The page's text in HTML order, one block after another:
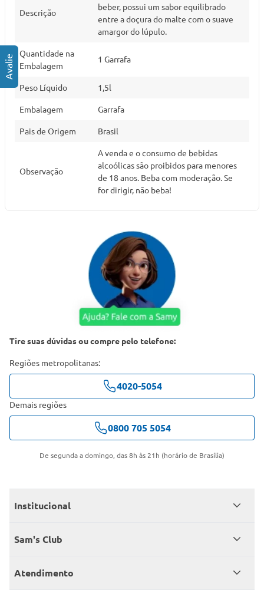
Descrição
beber, possui um sabor equilibrado
entre a doçura do malte com o suave
amargor do lúpulo.
Quantidade na
Embalagem
1 Garrafa
Peso Líquido 1,5l
Embalagem Garrafa
Pais de Origem Brasil
Observação
A venda e o consumo de bebidas
alcoólicas são proibidos para menores
de 18 anos. Beba com moderação. Se
for dirigir, não beba!
Tire suas dúvidas ou compre pelo telefone:
Regiões metropolitanas:
4020-5054
Demais regiões
0800 705 5054
De segunda a domingo, das 8h às 21h (horário de Brasília)
Institucional
Quem somos
Sam's Club
Seja sócio
Atendimento